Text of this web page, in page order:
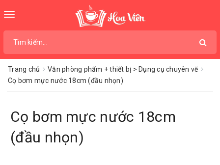
Toggle
Trang chủ
Văn phòng phẩm + thiết bị > Dụng cụ chuyên vẽ
Cọ bơm mực nước 18cm (đầu nhọn)
Cọ bơm mực nước 18cm
(đầu nhọn)